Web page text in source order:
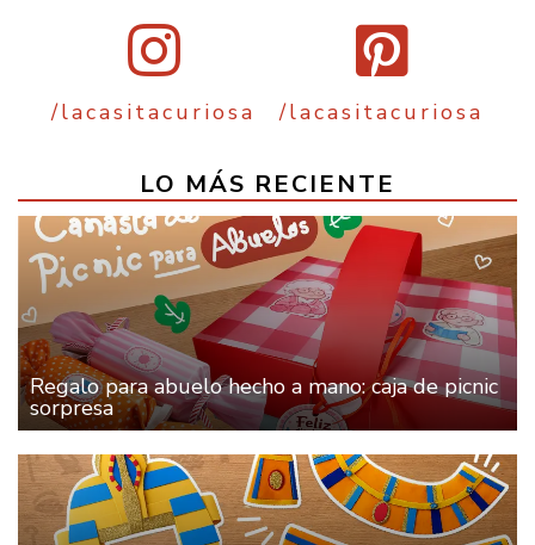
/lacasitacuriosa /lacasitacuriosa
LO MÁS RECIENTE
Regalo para abuelo hecho a mano: caja de picnic
sorpresa